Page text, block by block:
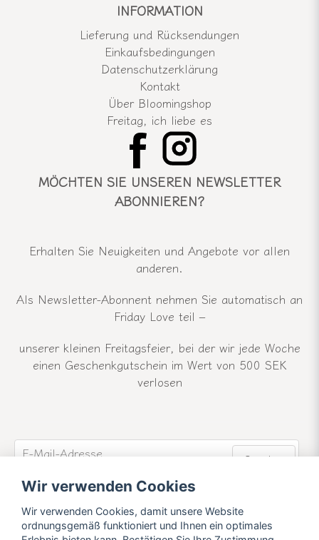
INFORMATION
Lieferung und Rücksendungen
Einkaufsbedingungen
Datenschutzerklärung
Kontakt
Über Bloomingshop
Freitag, ich liebe es
MÖCHTEN SIE UNSEREN NEWSLETTER
ABONNIEREN?
Erhalten Sie Neuigkeiten und Angebote vor allen
anderen.
Als Newsletter-Abonnent nehmen Sie automatisch an
Friday Love teil –
unserer kleinen Freitagsfeier, bei der wir jede Woche
einen Geschenkgutschein im Wert von 500 SEK
verlosen
email
E-Mail-Adresse
Senden
Werden Sie Mitglied unseres Newsletters und
erfahren Sie mehr über unsere Neuigkeiten und
Angebote.
Wir verwenden Cookies
Wir verwenden Cookies, damit unsere Website
ordnungsgemäß funktioniert und Ihnen ein optimales